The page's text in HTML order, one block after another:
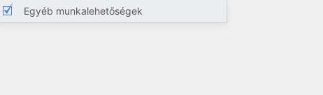
Egyéb munkalehetőségek